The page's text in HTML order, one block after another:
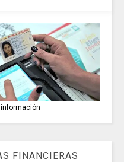
FINANCIERAS